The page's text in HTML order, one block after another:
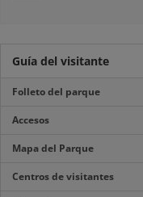
Guía del visitante
Folleto del parque
Accesos
Mapa del Parque
Centros de visitantes